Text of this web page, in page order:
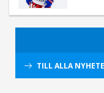
TILL ALLA